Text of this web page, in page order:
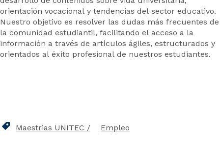
orientación vocacional y tendencias del sector educativo.
Nuestro objetivo es resolver las dudas más frecuentes de
la comunidad estudiantil, facilitando el acceso a la
información a través de artículos ágiles, estructurados y
orientados al éxito profesional de nuestros estudiantes.
Maestrias UNITEC Empleo